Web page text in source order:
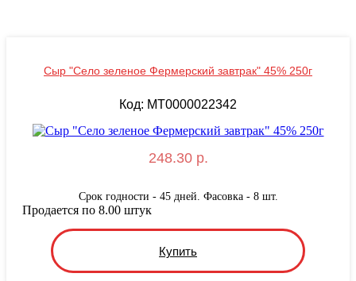
Сыр "Село зеленое Фермерский завтрак" 45% 250г
Код: MT0000022342
248.30 р.
Срок годности - 45 дней. Фасовка - 8 шт.
Купить
Продается по 8.00 штук